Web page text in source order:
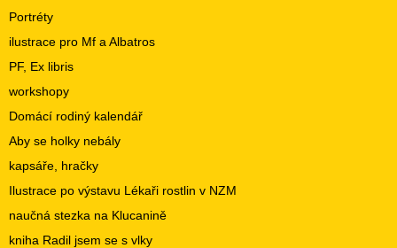
Portréty
ilustrace pro Mf a Albatros
PF, Ex libris
workshopy
Domácí rodiný kalendář
Aby se holky nebály
kapsáře, hračky
Ilustrace po výstavu Lékaři rostlin v NZM
naučná stezka na Klucanině
kniha Radil jsem se s vlky